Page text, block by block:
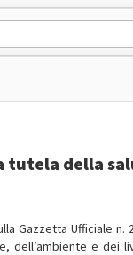
tutela della
Gazzetta Ufficiale
dell’ambiente e dei